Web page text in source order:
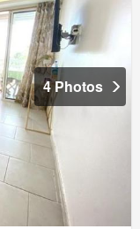
4 Photos